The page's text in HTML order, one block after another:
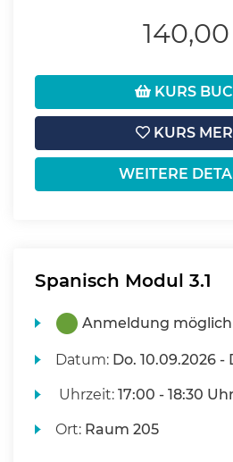
KURS
KURS
WEITERE
Spanisch Modul 3.1
Anmeldung möglich
Datum: Do. 10.09.2026 -
Uhrzeit:17:00 - 18:30 Uhr
Ort: Raum 205